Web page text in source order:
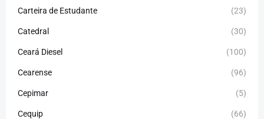
Carteira de Estudante (23)
Catedral (30)
Ceará Diesel (100)
Cearense (96)
Cepimar (5)
Cequip (66)